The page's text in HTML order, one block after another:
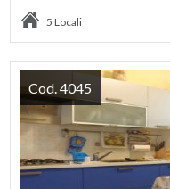
5 Locali
Cod. 4045